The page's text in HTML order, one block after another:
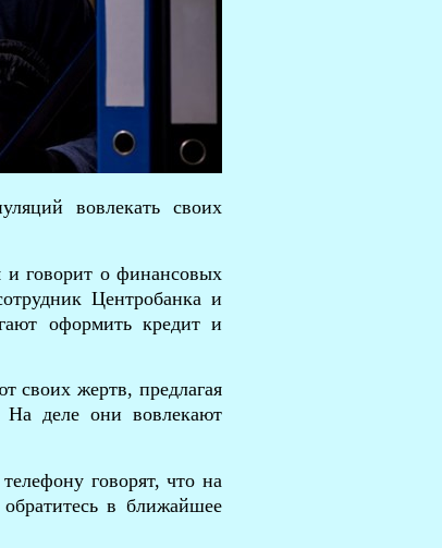
вовлекать своих
и говорит о финансовых
Центробанка и
оформить кредит и
своих жертв, предлагая
На деле они вовлекают
говорят, что на
в ближайшее